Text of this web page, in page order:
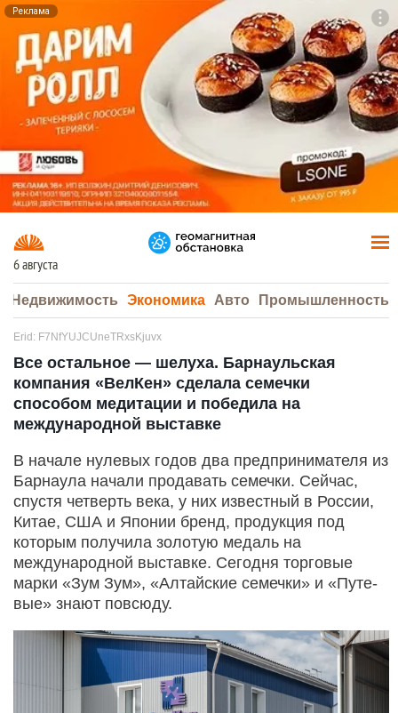
Реклама
6 августа
Недвижимость Экономика Авто Промышленность
Erid: F7NfYUJCUneTRxsKjuvx
Все остальное — шелуха. Барнаульская
компания «ВелКен» сделала семечки
способом медитации и победила на
международной выставке
В начале нулевых годов два предпринимателя из
Барнаула начали продавать семечки. Сейчас,
спустя четверть века, у них известный в России,
Китае, США и Японии бренд, продукция под
которым получила золотую медаль на
международной выставке. Сегодня торговые
марки «Зум Зум», «Алтайские семечки» и «Путе­
вые» знают повсюду.